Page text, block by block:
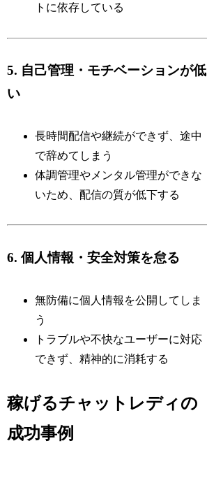
トに依存している
5. 自己管理・モチベーションが低
い
長時間配信や継続ができず、途中
で辞めてしまう
体調管理やメンタル管理ができな
いため、配信の質が低下する
6. 個人情報・安全対策を怠る
無防備に個人情報を公開してしま
う
トラブルや不快なユーザーに対応
できず、精神的に消耗する
稼げるチャットレディの
成功事例